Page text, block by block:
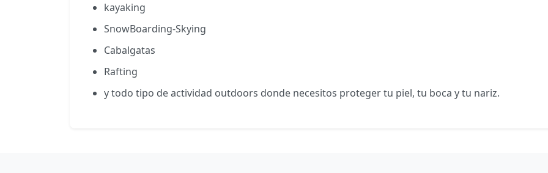
kayaking
SnowBoarding-Skying
Cabalgatas
Rafting
y todo tipo de actividad outdoors donde necesitos proteger tu piel, tu boca y tu nariz.